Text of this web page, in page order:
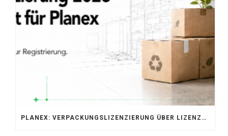
PLANEX: VERPACKUNGSLIZENZIERUNG ÜBER LIZENZERO & LUCID 2026